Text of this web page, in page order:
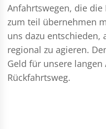
Anfahrtswegen, die
zum teil übernehmen
uns dazu entschieden,
regional zu agieren.
Geld für unsere
Rückfahrtsweg.